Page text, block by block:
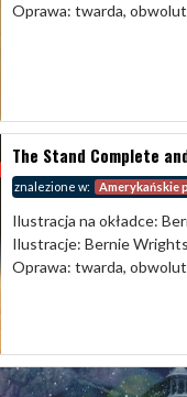
Oprawa: twarda,
The Stand Complete
znalezione w: Amerykańskie
Ilustracja na okładce:
Ilustracje: Bernie
Oprawa: twarda,